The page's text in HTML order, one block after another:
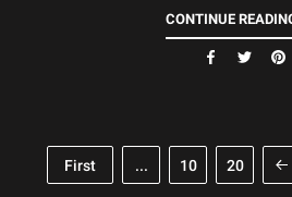
CONTINUE
First ... 10 20